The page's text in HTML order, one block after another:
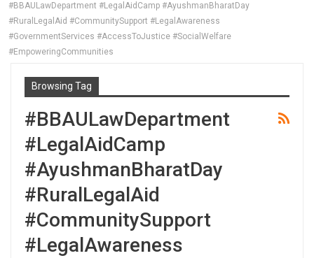
#BBAULawDepartment #LegalAidCamp #AyushmanBharatDay
#RuralLegalAid #CommunitySupport #LegalAwareness
#GovernmentServices #AccessToJustice #SocialWelfare
#EmpoweringCommunities
Browsing Tag
#BBAULawDepartment
#LegalAidCamp
#AyushmanBharatDay
#RuralLegalAid
#CommunitySupport
#LegalAwareness